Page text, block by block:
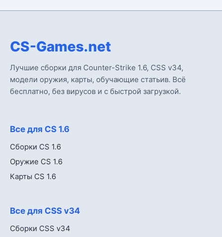
CS-Games.net
Лучшие сборки для Counter-Strike 1.6, CSS v34,
модели оружия, карты, обучающие статьив. Всё
бесплатно, без вирусов и с быстрой загрузкой.
Все для CS 1.6
Сборки CS 1.6
Оружие CS 1.6
Карты CS 1.6
Все для CSS v34
Сборки CSS v34